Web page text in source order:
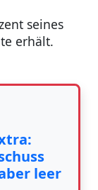
seines
erhält.
leer